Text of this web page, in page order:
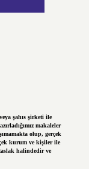
şahıs şirketi ile
makaleler
olup, gerçek
kurum ve kişiler ile
halindedir ve